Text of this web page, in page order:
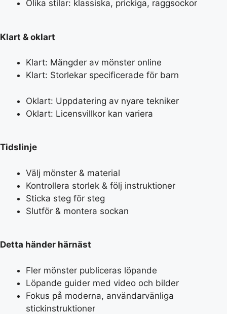
Olika stilar: klassiska, prickiga, raggsockor
Klart & oklart
Klart: Mängder av mönster online
Klart: Storlekar specificerade för barn
Oklart: Uppdatering av nyare tekniker
Oklart: Licensvillkor kan variera
Tidslinje
Välj mönster & material
Kontrollera storlek & följ instruktioner
Sticka steg för steg
Slutför & montera sockan
Detta händer härnäst
Fler mönster publiceras löpande
Löpande guider med video och bilder
Fokus på moderna, användarvänliga
stickinstruktioner